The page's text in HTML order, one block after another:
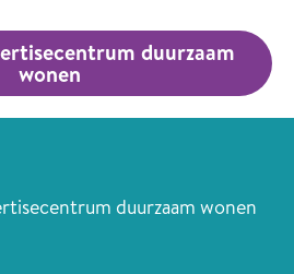
duurzaam
wonen
duurzaam wonen